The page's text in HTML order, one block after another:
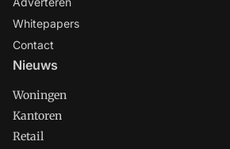
Whitepapers
Contact
Nieuws
Woningen
Kantoren
Retail